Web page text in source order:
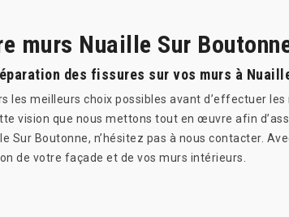
murs Nuaille Sur
des fissures sur vos murs à
les meilleurs choix possibles avant d’effectuer
vision que nous mettons tout en œuvre afin
Sur Boutonne, n’hésitez pas à nous contacter.
de votre façade et de vos murs intérieurs.